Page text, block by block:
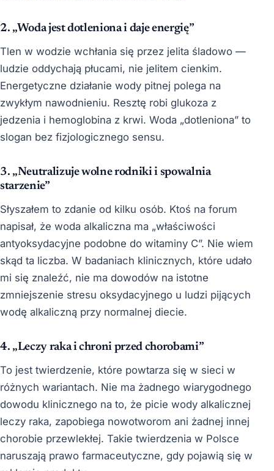
2. „Woda jest dotleniona i daje energię”
Tlen w wodzie wchłania się przez jelita śladowo —
ludzie oddychają płucami, nie jelitem cienkim.
Energetyczne działanie wody pitnej polega na
zwykłym nawodnieniu. Resztę robi glukoza z
jedzenia i hemoglobina z krwi. Woda „dotleniona” to
slogan bez fizjologicznego sensu.
3. „Neutralizuje wolne rodniki i spowalnia
starzenie”
Słyszałem to zdanie od kilku osób. Ktoś na forum
napisał, że woda alkaliczna ma „właściwości
antyoksydacyjne podobne do witaminy C”. Nie wiem
skąd ta liczba. W badaniach klinicznych, które udało
mi się znaleźć, nie ma dowodów na istotne
zmniejszenie stresu oksydacyjnego u ludzi pijących
wodę alkaliczną przy normalnej diecie.
4. „Leczy raka i chroni przed chorobami”
To jest twierdzenie, które powtarza się w sieci w
różnych wariantach. Nie ma żadnego wiarygodnego
dowodu klinicznego na to, że picie wody alkalicznej
leczy raka, zapobiega nowotworom ani żadnej innej
chorobie przewlekłej. Takie twierdzenia w Polsce
naruszają prawo farmaceutyczne, gdy pojawią się w